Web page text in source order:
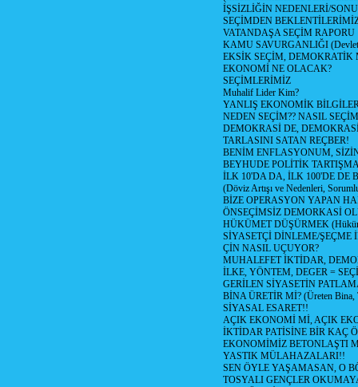
İŞSİZLİĞİN NEDENLERİ/
SEÇİMDEN
VATANDAŞA SEÇİM RAPORU
KAMU SAVURGANLIĞI (Devlet
EKSİK SEÇİM, DEMOKRATİK
EKONOMİ NE OLACAK?
SEÇİMLERİMİZ
Muhalif Lider Kim?
YANLIŞ EKONOMİK
NEDEN SEÇİM?? NASIL
DEMOKRASİ DE,
TARLASINI SATAN REÇBER!
BENİM ENFLASYONUM,
BEYHUDE POLİTİK
İLK 10'DA DA, İLK 100'DE DE
(Döviz Artışı ve Nedenleri,
BİZE OPERASYON YAPAN
ÖNSEÇİMSİZ DEMORKASİ
HÜKÜMET DÜŞÜRMEK
SİYASETÇİ DİNLEME/ŞEÇME
ÇİN NASIL UÇUYOR?
MUHALEFET İKTİDAR,
İLKE, YÖNTEM, DEGER =
GERİLEN SİYASETİN
BİNA ÜRETİR Mİ? (Üreten Bina,
SİYASAL ESARET!!
AÇIK EKONOMİ Mİ, AÇIK
İKTİDAR PATİSİNE BİR KAÇ
EKONOMİMİZ BETONLAŞTI
YASTIK MÜLAHAZALARI!!
SEN ÖYLE YAŞAMASAN, O
TOSYALI GENÇLER